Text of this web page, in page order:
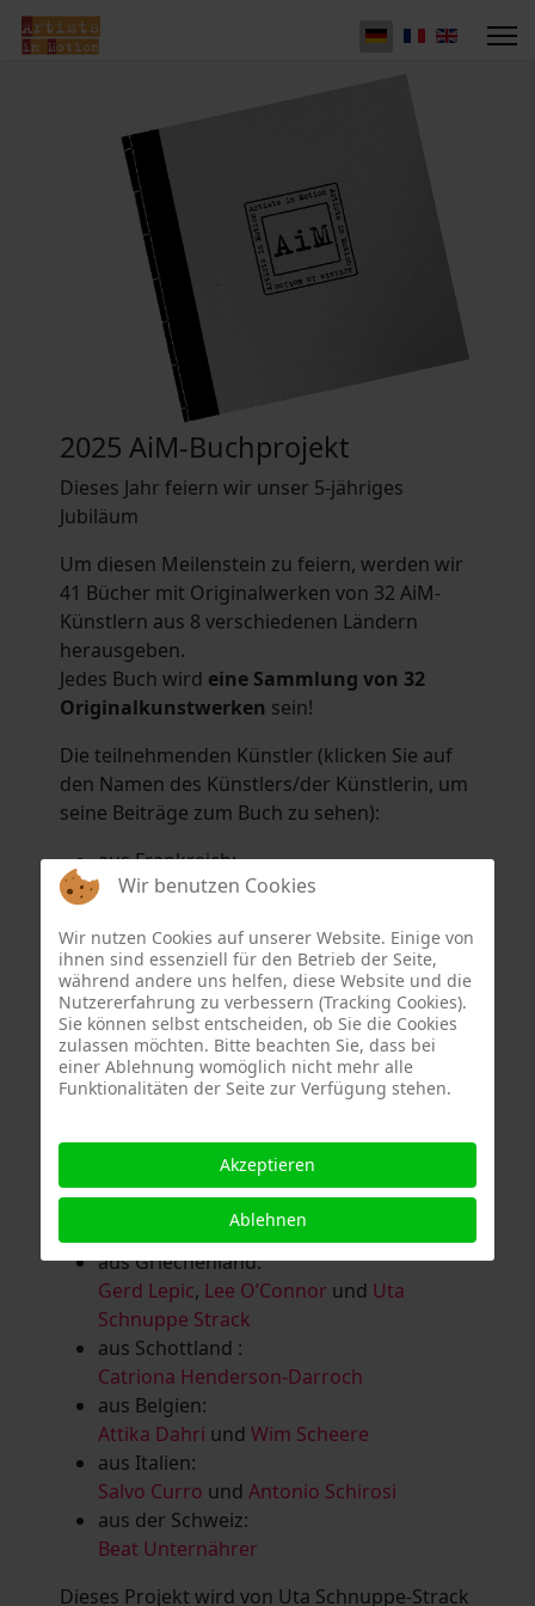
2025 AiM-Buchprojekt
Dieses Jahr feiern wir unser 5-jähriges
Jubiläum
Um diesen Meilenstein zu feiern, werden wir
41 Bücher mit Originalwerken von 32 AiM-
Künstlern aus 8 verschiedenen Ländern
herausgeben.
Jedes Buch wird eine Sammlung von 32
Originalkunstwerken sein!
Die teilnehmenden Künstler (klicken Sie auf
den Namen des Künstlers/der Künstlerin, um
seine Beiträge zum Buch zu sehen):
aus Frankreich:
Hélène Argo,Didier Bonnot
Eric Schaftlein.
aus den Niederlanden:
Dorrety Brookhuis,Natalia Dik,Elise
EekhoutundHenny Schaapman
aus Deutschland:
Salomé Herbst,Andrea Jungnitsch,
Lanzl,Heidrun MalComes,Christa Mayer-
Guntram Prochaska
Schaub,Vera Schaub,Birgit Schweimler &
Serge DevadderundRolf Thärichen
aus Griechenland:
Gerd Lepic, Lee O’Connor und Uta
Schnuppe Strack
aus Schottland :
Catriona Henderson-Darroch
aus Belgien:
Attika Dahri und Wim Scheere
aus Italien:
Salvo Curro und Antonio Schirosi
aus der Schweiz:
Beat Unternährer
Dieses Projekt wird von Uta Schnuppe-Strack
Wir benutzen Cookies
Wir nutzen Cookies auf unserer Website. Einige von
ihnen sind essenziell für den Betrieb der Seite,
während andere uns helfen, diese Website und die
Nutzererfahrung zu verbessern (Tracking Cookies).
Sie können selbst entscheiden, ob Sie die Cookies
zulassen möchten. Bitte beachten Sie, dass bei
einer Ablehnung womöglich nicht mehr alle
Funktionalitäten der Seite zur Verfügung stehen.
Akzeptieren
Ablehnen